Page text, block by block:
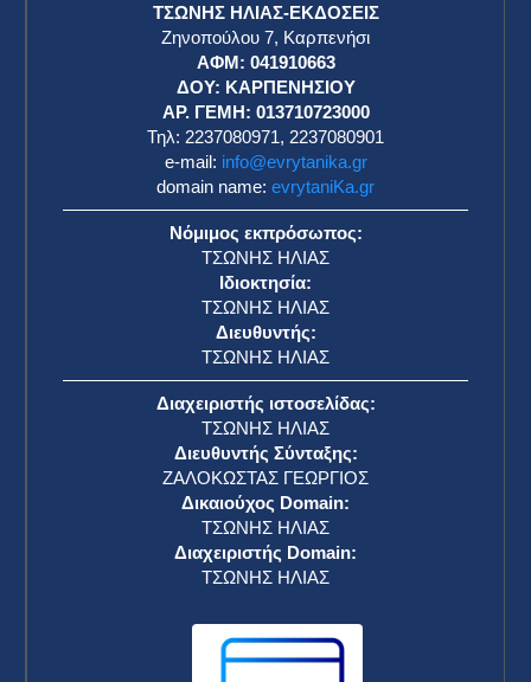
ΤΣΩΝΗΣ ΗΛΙΑΣ-ΕΚΔΟΣΕΙΣ
Ζηνοπούλου 7, Καρπενήσι
ΑΦΜ: 041910663
ΔΟΥ: ΚΑΡΠΕΝΗΣΙΟΥ
ΑΡ. ΓΕΜΗ: 013710723000
Τηλ: 2237080971, 2237080901
e-mail: info@evrytanika.gr
domain name: evrytaniKa.gr
Νόμιμος εκπρόσωπος:
ΤΣΩΝΗΣ ΗΛΙΑΣ
Ιδιοκτησία:
ΤΣΩΝΗΣ ΗΛΙΑΣ
Διευθυντής:
ΤΣΩΝΗΣ ΗΛΙΑΣ
Διαχειριστής ιστοσελίδας:
ΤΣΩΝΗΣ ΗΛΙΑΣ
Διευθυντής Σύνταξης:
ΖΑΛΟΚΩΣΤΑΣ ΓΕΩΡΓΙΟΣ
Δικαιούχος Domain:
ΤΣΩΝΗΣ ΗΛΙΑΣ
Διαχειριστής Domain:
ΤΣΩΝΗΣ ΗΛΙΑΣ